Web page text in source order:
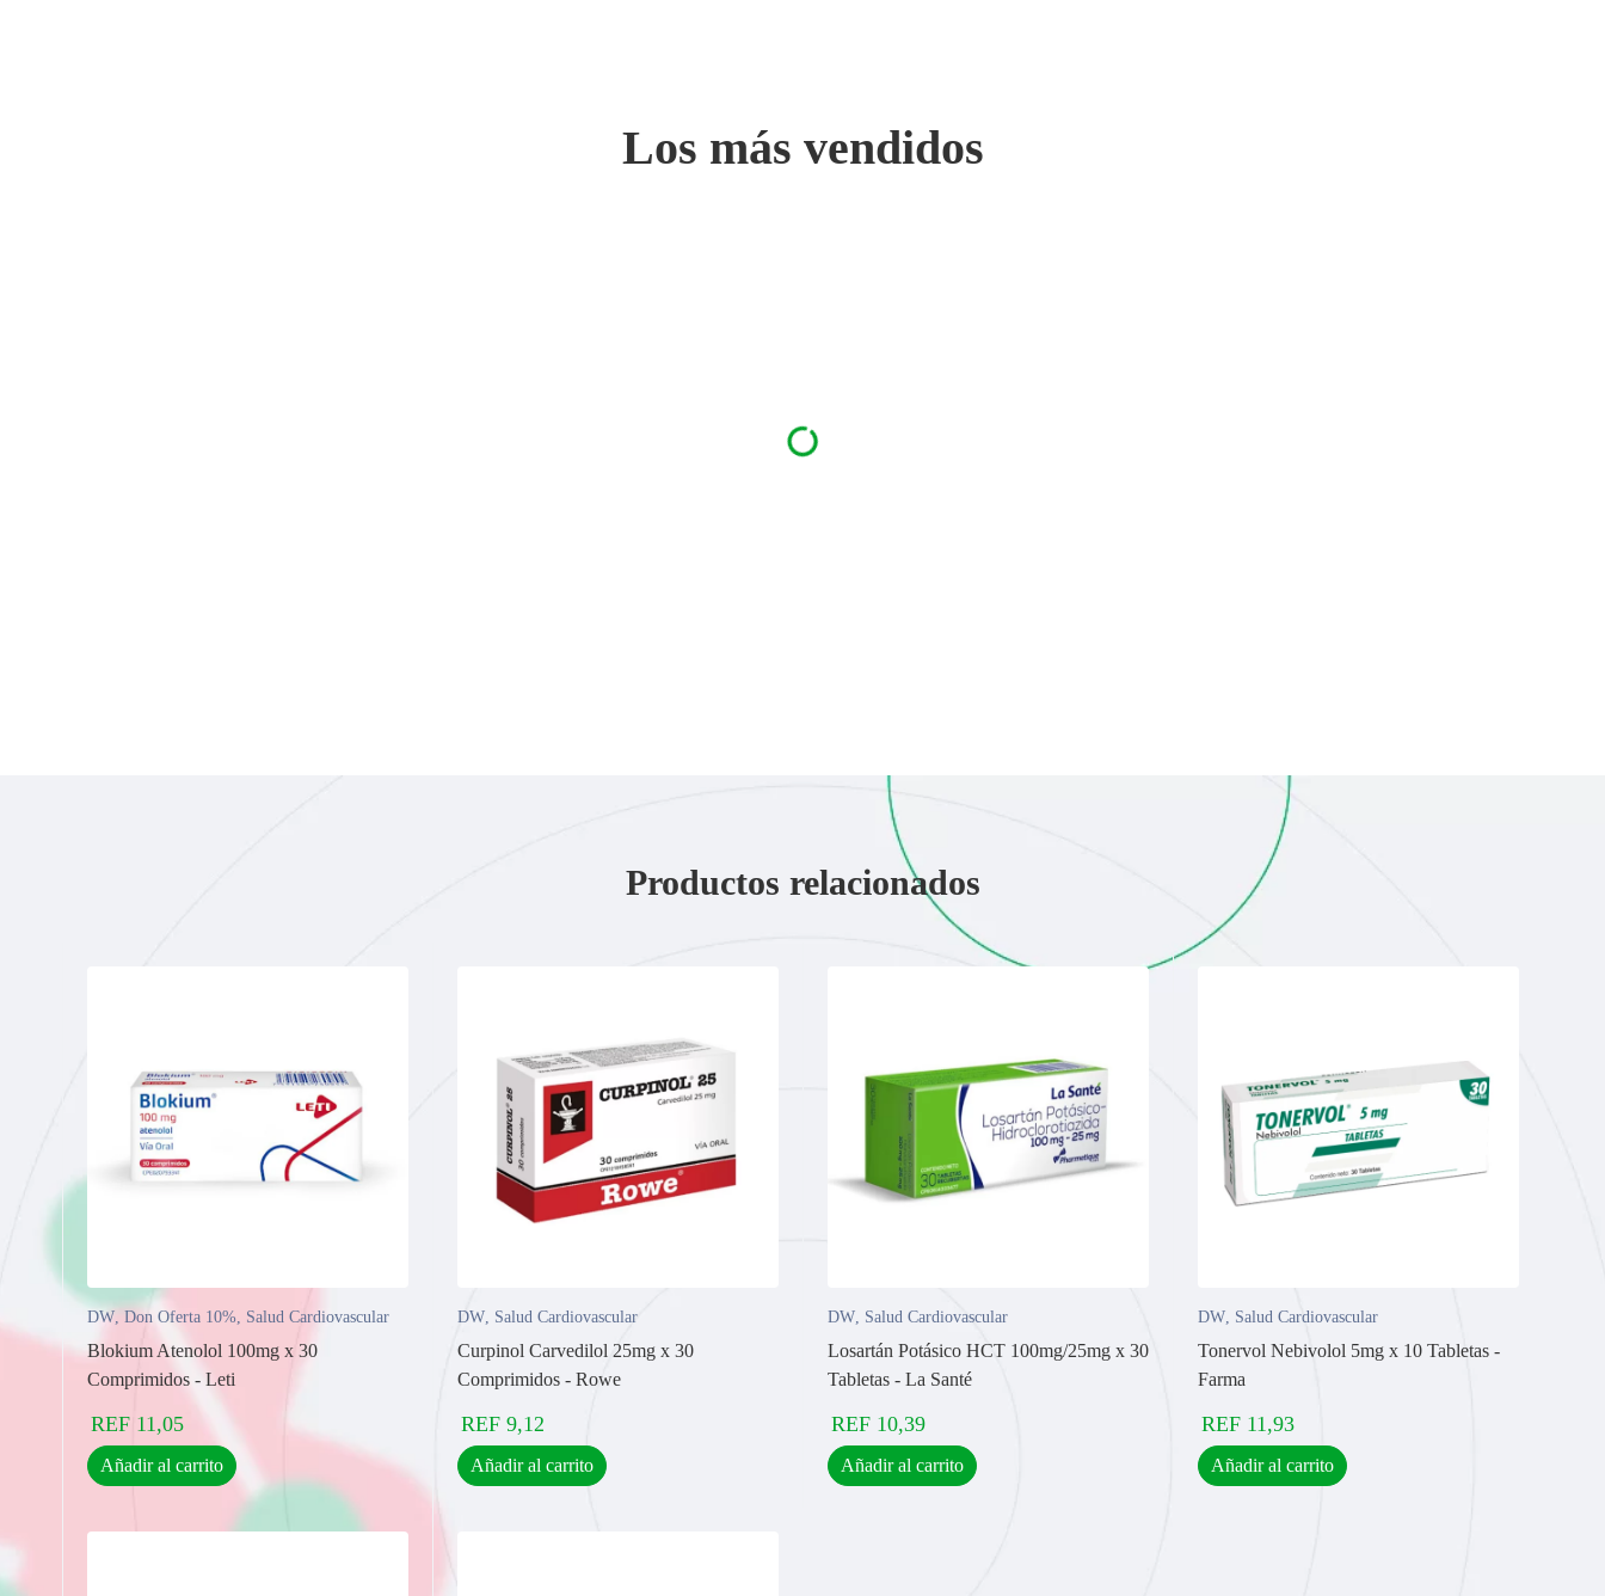
Los más vendidos
Productos relacionados
DW, Don Oferta 10%, Salud Cardiovascular
Blokium Atenolol 100mg x 30
Comprimidos - Leti
REF 11,05
Añadir al carrito
DW, Salud Cardiovascular
Curpinol Carvedilol 25mg x 30
Comprimidos - Rowe
REF 9,12
Añadir al carrito
DW, Salud Cardiovascular
Losartán Potásico HCT 100mg/25mg x 30
Tabletas - La Santé
REF 10,39
Añadir al carrito
DW, Salud Cardiovascular
Tonervol Nebivolol 5mg x 10 Tabletas -
Farma
REF 11,93
Añadir al carrito